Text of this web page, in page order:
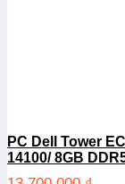
PC Dell Tower
14100/ 8GB